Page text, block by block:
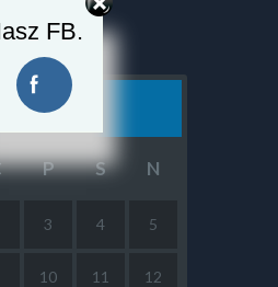
2023
P S N
3 4 5
10 11 12
FB.